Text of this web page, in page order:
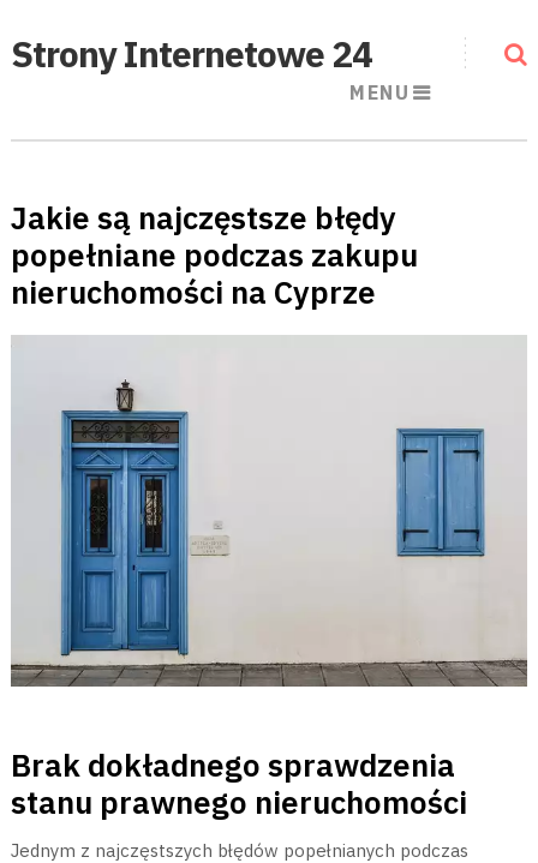
Strony Internetowe 24
MENU
Jakie są najczęstsze błędy
popełniane podczas zakupu
nieruchomości na Cyprze
Brak dokładnego sprawdzenia
stanu prawnego nieruchomości
Jednym z najczęstszych błędów popełnianych podczas